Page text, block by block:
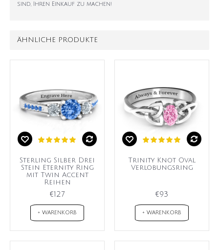
sind, Ihren Einkauf zu machen!
ÄHNLICHE PRODUKTE
Sterling Silber Drei
Stein Eternity Ring
mit Twin Accent
Reihen
€127
+ WARENKORB
Trinity Knot Oval
Verlobungsring
€93
+ WARENKORB